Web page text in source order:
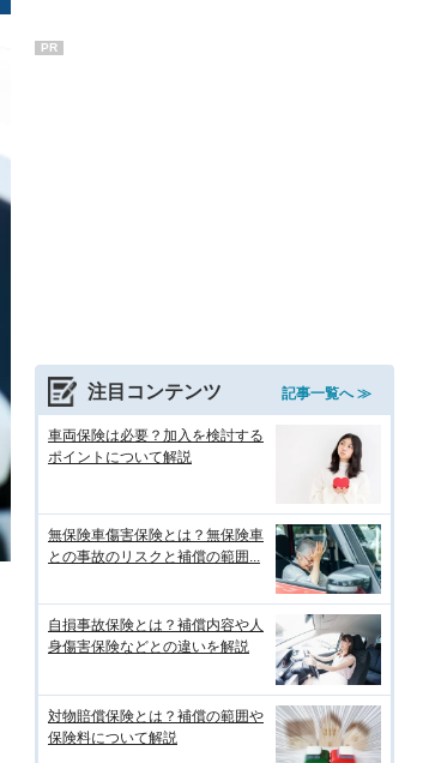
PR
注目コンテンツ 記事一覧へ ≫
車両保険は必要？加入を検討する
ポイントについて解説
無保険車傷害保険とは？無保険車
との事故のリスクと補償の範囲...
自損事故保険とは？補償内容や人
身傷害保険などとの違いを解説
対物賠償保険とは？補償の範囲や
保険料について解説